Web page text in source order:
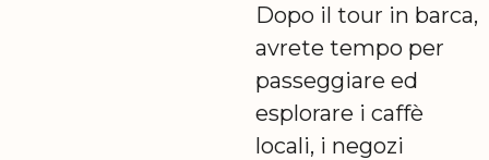
Dopo il tour in barca,
avrete tempo per
passeggiare ed
esplorare i caffè
locali, i negozi